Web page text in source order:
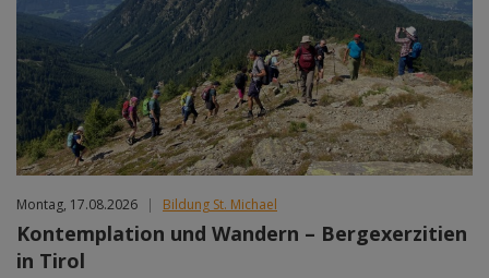
Montag, 17.08.2026 | Bildung St. Michael
Kontemplation und Wandern – Bergexerzitien
in Tirol